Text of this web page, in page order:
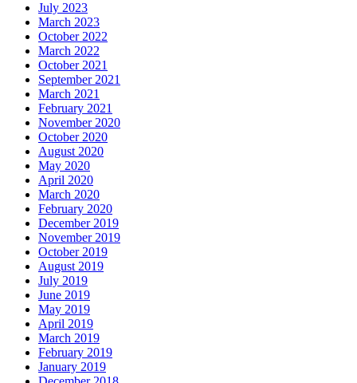
July 2023
March 2023
October 2022
March 2022
October 2021
September 2021
March 2021
February 2021
November 2020
October 2020
August 2020
May 2020
April 2020
March 2020
February 2020
December 2019
November 2019
October 2019
August 2019
July 2019
June 2019
May 2019
April 2019
March 2019
February 2019
January 2019